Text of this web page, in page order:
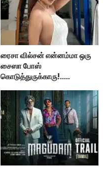
ரைசா வில்சன் என்னம்மா ஒரு
சைஸா போஸ்
கொடுத்துருக்காரு!..